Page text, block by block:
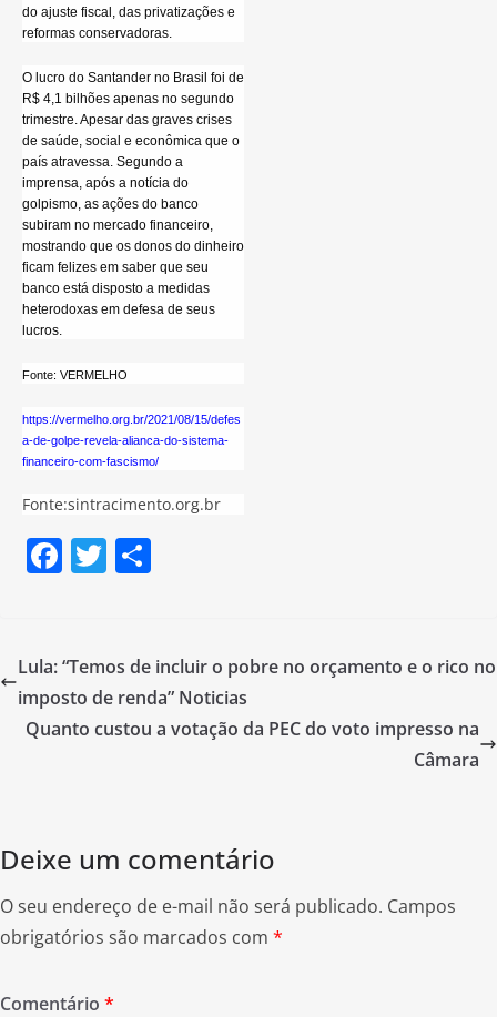
do ajuste fiscal, das privatizações e
reformas conservadoras.
O lucro do Santander no Brasil foi de
R$ 4,1 bilhões apenas no segundo
trimestre. Apesar das graves crises
de saúde, social e econômica que o
país atravessa. Segundo a
imprensa, após a notícia do
golpismo, as ações do banco
subiram no mercado financeiro,
mostrando que os donos do dinheiro
ficam felizes em saber que seu
banco está disposto a medidas
heterodoxas em defesa de seus
lucros.
Fonte: VERMELHO
https://vermelho.org.br/2021/08/15/defes
a-de-golpe-revela-alianca-do-sistema-
financeiro-com-fascismo/
Fonte:sintracimento.org.br
F
e
b
o
T
er e
Lula: “Temos de incluir o pobre no orçamento e o rico no
imposto de renda” Noticias
Quanto custou a votação da PEC do voto impresso na
Câmara
Deixe um comentário
O seu endereço de e-mail não será publicado. Campos
obrigatórios são marcados com *
Comentário *